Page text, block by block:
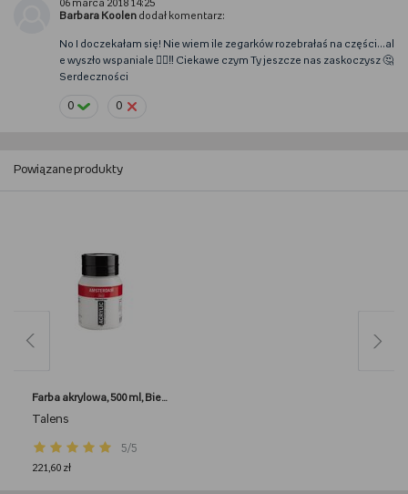
06 marca 2018 14:25
Barbara Koolen dodał komentarz:
No I doczekałam się! Nie wiem ile zegarków rozebrałaś na części...al
e wyszło wspaniale 👍🏻‼️ Ciekawe czym Ty jeszcze nas zaskoczysz 🤔
Serdeczności
0 0
Powiązane produkty
Farba akrylowa, 500 ml, Biel cynkowa
Talens
5/5
221,60 zł